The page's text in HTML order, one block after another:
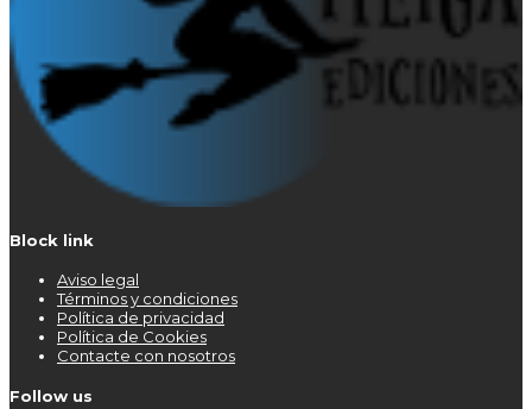
Block link
Aviso legal
Términos y condiciones
Política de privacidad
Política de Cookies
Contacte con nosotros
Follow us